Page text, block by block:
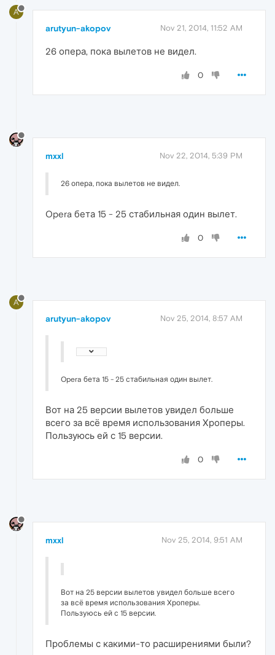
A
arutyun-akopov Nov 21, 2014, 11:52 AM
26 опера, пока вылетов не видел.
0
mxxl Nov 22, 2014, 5:39 PM
26 опера, пока вылетов не видел.
Opera бета 15 - 25 стабильная один вылет.
0
A
arutyun-akopov Nov 25, 2014, 8:57 AM
Opera бета 15 - 25 стабильная один вылет.
Вот на 25 версии вылетов увидел больше
всего за всё время использования Хроперы.
Пользуюсь ей с 15 версии.
0
mxxl Nov 25, 2014, 9:51 AM
Вот на 25 версии вылетов увидел больше всего
за всё время использования Хроперы.
Пользуюсь ей с 15 версии.
Проблемы с какими-то расширениями были?